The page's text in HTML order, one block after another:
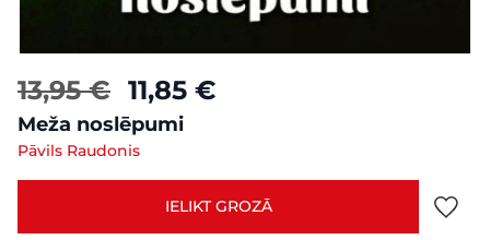
13,95 € 11,85 €
Meža noslēpumi
Pāvils Raudonis
IELIKT GROZĀ